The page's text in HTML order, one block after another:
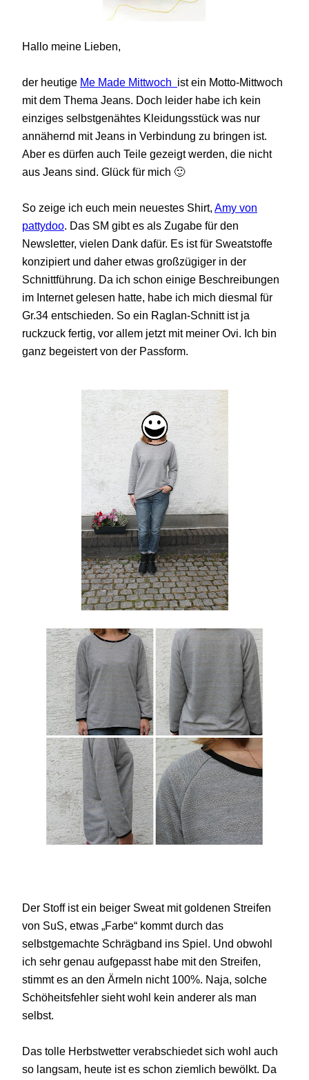
Hallo meine Lieben,
der heutige Me Made Mittwoch ist ein Motto-Mittwoch
mit dem Thema Jeans. Doch leider habe ich kein
einziges selbstgenähtes Kleidungsstück was nur
annähernd mit Jeans in Verbindung zu bringen ist.
Aber es dürfen auch Teile gezeigt werden, die nicht
aus Jeans sind. Glück für mich 🙂
So zeige ich euch mein neuestes Shirt, Amy von
pattydoo. Das SM gibt es als Zugabe für den
Newsletter, vielen Dank dafür. Es ist für Sweatstoffe
konzipiert und daher etwas großzügiger in der
Schnittführung. Da ich schon einige Beschreibungen
im Internet gelesen hatte, habe ich mich diesmal für
Gr.34 entschieden. So ein Raglan-Schnitt ist ja
ruckzuck fertig, vor allem jetzt mit meiner Ovi. Ich bin
ganz begeistert von der Passform.
Der Stoff ist ein beiger Sweat mit goldenen Streifen
von SuS, etwas „Farbe“ kommt durch das
selbstgemachte Schrägband ins Spiel. Und obwohl
ich sehr genau aufgepasst habe mit den Streifen,
stimmt es an den Ärmeln nicht 100%. Naja, solche
Schöheitsfehler sieht wohl kein anderer als man
selbst.
Das tolle Herbstwetter verabschiedet sich wohl auch
so langsam, heute ist es schon ziemlich bewölkt. Da